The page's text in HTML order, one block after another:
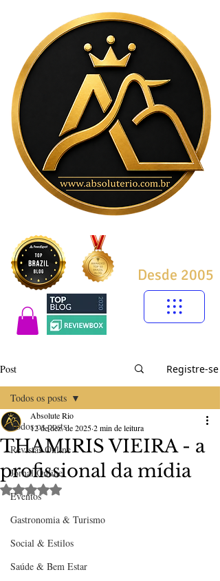
Desde 2005
Post Registre-se
Todos os posts
Revistas Online
Jornal Online
Eventos
Gastronomia & Turismo
Social & Estilos
Saúde & Bem Estar
Todos os posts
THAMIRIS VIEIRA - a
profissional da mídia
Absolute Rio
12 de dez. de 20252 min de leitura
Avaliado com NaN de 5 estrelas.